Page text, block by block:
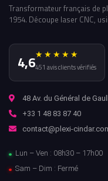
Transformateur français de
1954. Découpe laser CNC,
4,6★★★★★
451 avis clients vérifiés
48 Av. du Général de
+33 1 48 83 87 40
contact@plexi-
Lun – Ven : 08h30 – 17h00
Sam – Dim : Fermé